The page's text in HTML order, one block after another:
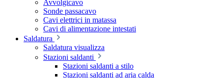
Avvolgicavo
Sonde passacavo
Cavi elettrici in matassa
Cavi di alimentazione intestati
Saldatura
Saldatura visualizza
Stazioni saldanti
Stazioni saldanti a stilo
Stazioni saldanti ad aria calda